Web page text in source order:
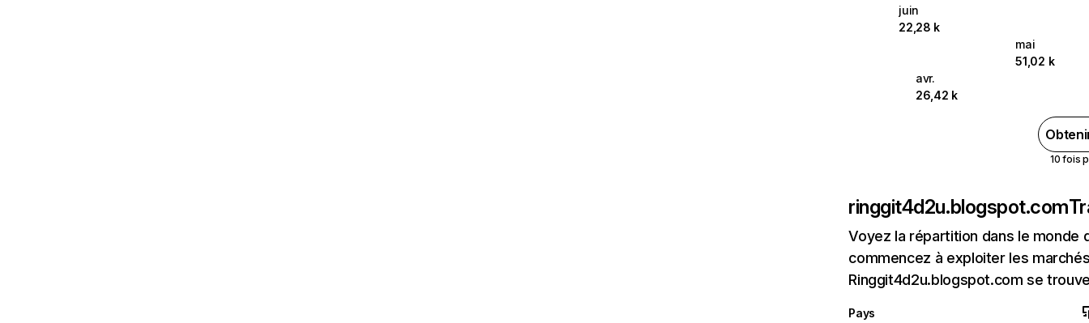
juin
22,28 k
mai
51,02 k
avr.
26,42 k
10 fois
ringgit4d2u.blogspot.com
Voyez la répartition dans le
commencez à exploiter les
Ringgit4d2u.blogspot.com se
Pays